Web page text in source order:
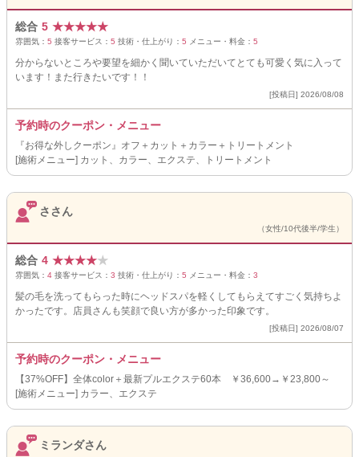
総合 5 ★★★★★
雰囲気： 5 接客サービス： 5 技術・仕上がり： 5 メニュー・料金： 5
分からないところや要望を細かく聞いていただいてとても可愛く気に入って
います！また行きたいです！！
[投稿日] 2026/08/08
予約時のクーポン・メニュー
『お得な外しクーポン』オフ＋カット＋カラー＋トリートメント
[施術メニュー] カット、カラー、エクステ、トリートメント
ささん
（女性/10代後半/学生）
総合 4 ★★★★★
雰囲気： 4 接客サービス： 3 技術・仕上がり： 5 メニュー・料金： 3
髪の毛を洗ってもらった時にヘッドスパを軽くしてもらえてすごく気持ちよ
かったです。店員さんも笑顔で良い方が多かった印象です。
[投稿日] 2026/08/07
予約時のクーポン・メニュー
【37%OFF】全体color＋最新プルエクステ60本 ￥36,600→￥23,800～
[施術メニュー] カラー、エクステ
ミランダさん